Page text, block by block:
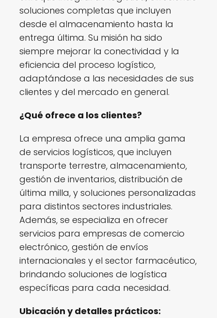
soluciones completas que incluyen
desde el almacenamiento hasta la
entrega última. Su misión ha sido
siempre mejorar la conectividad y la
eficiencia del proceso logístico,
adaptándose a las necesidades de sus
clientes y del mercado en general.
¿Qué ofrece a los clientes?
La empresa ofrece una amplia gama
de servicios logísticos, que incluyen
transporte terrestre, almacenamiento,
gestión de inventarios, distribución de
última milla, y soluciones personalizadas
para distintos sectores industriales.
Además, se especializa en ofrecer
servicios para empresas de comercio
electrónico, gestión de envíos
internacionales y el sector farmacéutico,
brindando soluciones de logística
específicas para cada necesidad.
Ubicación y detalles prácticos: